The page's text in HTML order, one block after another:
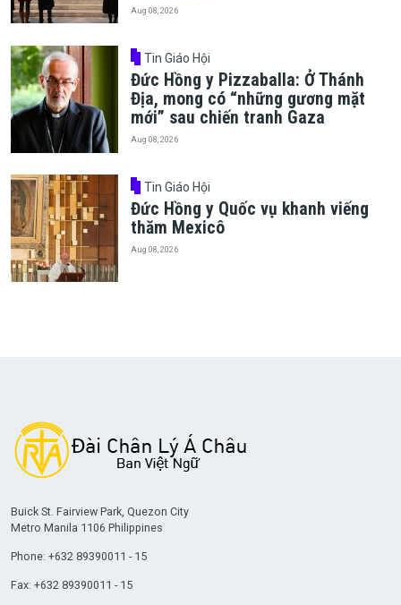
Aug 08, 2026
Tin Giáo Hội
Đức Hồng y Pizzaballa: Ở Thánh
Địa, mong có “những gương mặt
mới” sau chiến tranh Gaza
Aug 08, 2026
Tin Giáo Hội
Đức Hồng y Quốc vụ khanh viếng
thăm Mexicô
Aug 08, 2026
Buick St. Fairview Park, Quezon City
Metro Manila 1106 Philippines
Phone: +632 89390011 - 15
Fax: +632 89390011 - 15